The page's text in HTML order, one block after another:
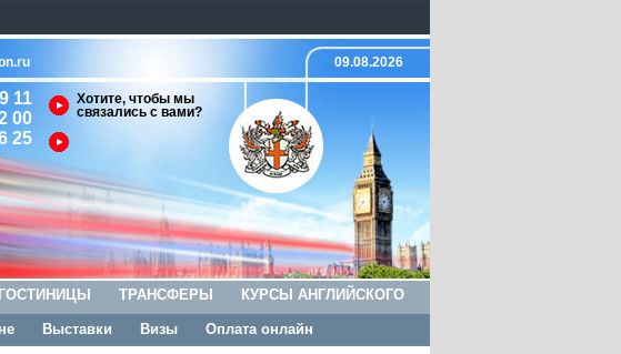
09.08.2026
11
00
25
Хотите, чтобы мы
связались с вами?
ГОСТИНИЦЫ ТРАНСФЕРЫ КУРСЫ АНГЛИЙСКОГО
Выставки Визы Оплата онлайн